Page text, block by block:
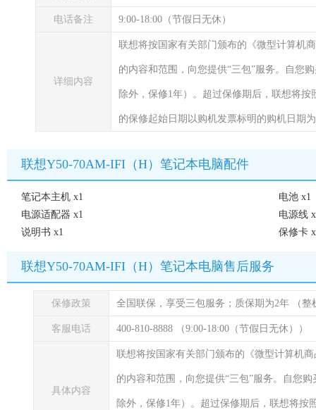
电话备注 9:00-18:00（节假日无休）
详细内容
联想将按国家有关部门颁布的《微型计算机
的内容和范围，向您提供“三包”服务。自您
除外，保修1年）。超过保修期后，联想将
的保修起始日期以购机发票标明的购机日期
联想Y50-70AM-IFI（H）笔记本电脑配件
笔记本主机 x1
电池 x1
电源适配器 x1
电源线
说明书 x1
保修卡
联想Y50-70AM-IFI（H）笔记本电脑售后服务
保修政策 全国联保，享受三包服务；质保期为2年 （
客服电话 400-810-8888 （9:00-18:00（节假日无休））
具体内容
联想将按国家有关部门颁布的《微型计算机
的内容和范围，向您提供“三包”服务。自您
除外，保修1年）。超过保修期后，联想将